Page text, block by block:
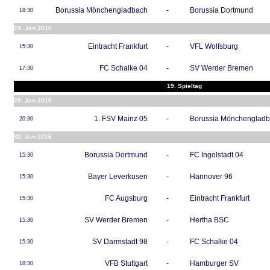
18:30 Borussia Mönchengladbach - Borussia Dortmund
24. Jan 2016
15:30 Eintracht Frankfurt - VFL Wolfsburg
17:30 FC Schalke 04 - SV Werder Bremen
19. Spieltag
29. Jan 2016
20:30 1. FSV Mainz 05 - Borussia
30. Jan 2016
15:30 Borussia Dortmund - FC Ingolstadt 04
15:30 Bayer Leverkusen - Hannover 96
15:30 FC Augsburg - Eintracht Frankfurt
15:30 SV Werder Bremen - Hertha BSC
15:30 SV Darmstadt 98 - FC Schalke 04
18:30 VFB Stuttgart - Hamburger SV